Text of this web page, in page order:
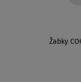
Žabky